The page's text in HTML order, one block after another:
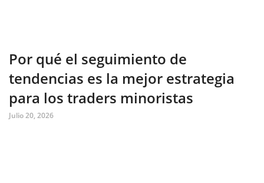
Por qué el seguimiento de
tendencias es la mejor estrategia
para los traders minoristas
Julio 20, 2026